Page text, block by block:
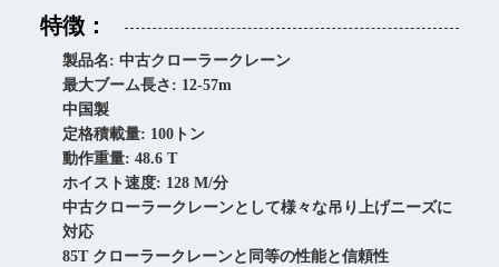
特徴：
製品名: 中古クローラークレーン
最大ブーム長さ: 12-57m
中国製
定格積載量: 100トン
動作重量: 48.6 T
ホイスト速度: 128 M/分
中古クローラークレーンとして様々な吊り上げニーズに
対応
85T クローラークレーンと同等の性能と信頼性